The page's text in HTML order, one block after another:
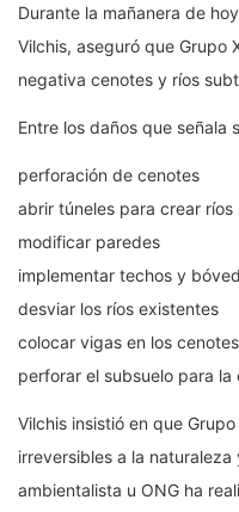
Durante la mañanera de
Vilchis, aseguró que Grupo
negativa cenotes y ríos
Entre los daños que señala
perforación de cenotes
abrir túneles para crear
modificar paredes
implementar techos y
desviar los ríos existentes
colocar vigas en los cenotes
perforar el subsuelo para
Vilchis insistió en que
irreversibles a la
ambientalista u ONG ha